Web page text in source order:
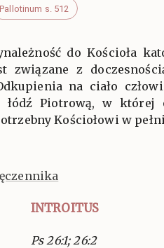
Pallotinum s. 512
do Kościoła
związane z
na ciało
Piotrową, w której
Kościołowi w
INTROITUS
Ps 26:1; 26:2